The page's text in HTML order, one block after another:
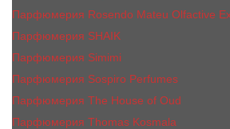
Парфюмерия Rosendo Mateu Olfactive
Парфюмерия SHAIK
Парфюмерия Simimi
Парфюмерия Sospiro Perfumes
Парфюмерия The House of Oud
Парфюмерия Thomas Kosmala